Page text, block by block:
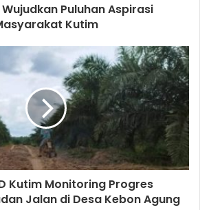
Puluhan Aspirasi
Kutim
Kutim Monitoring Progres
Jalan di Desa Kebon Agung